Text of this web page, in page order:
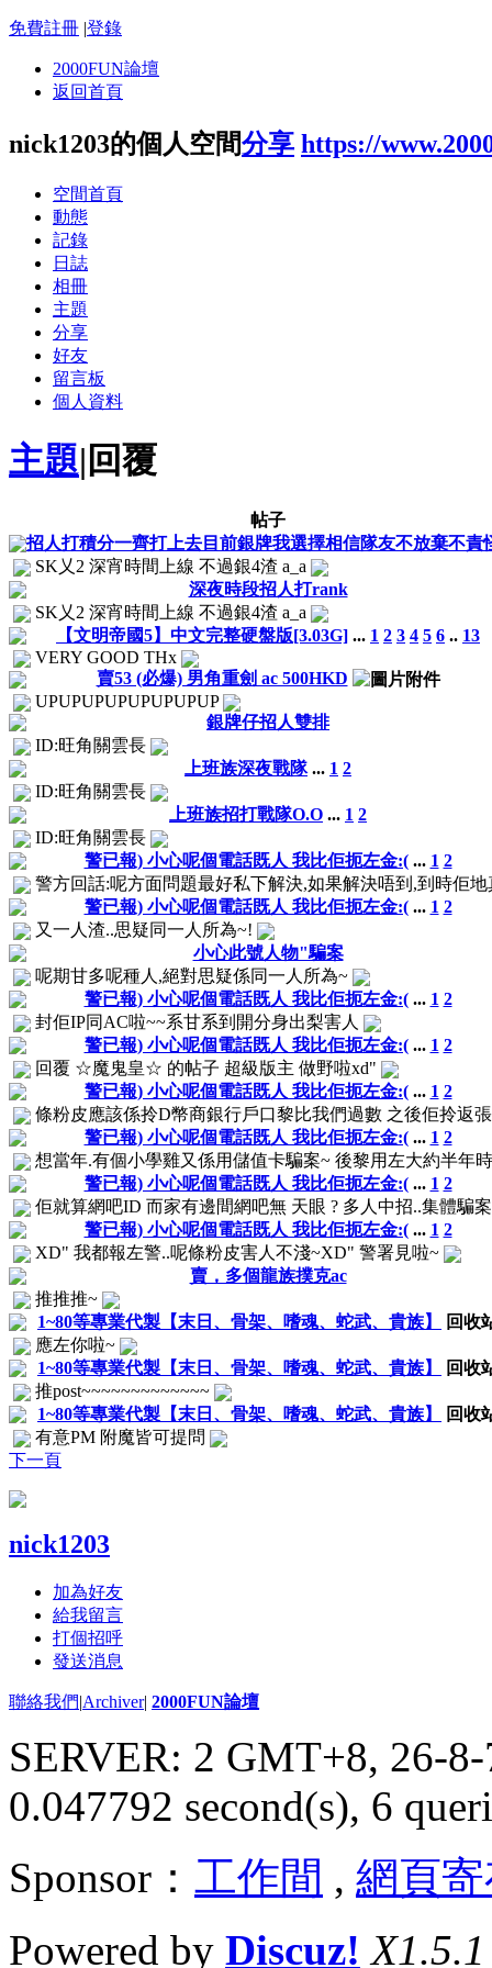
免費註冊 |登錄
2000FUN論壇
返回首頁
nick1203的個人空間分享 https://
空間首頁
動態
記錄
日誌
相冊
主題
分享
好友
留言板
個人資料
主題| 回覆
帖子
招人打積分一齊打上去目前銀牌我選擇相信隊友不放棄不責
SK乂2 深宵時間上線 不過銀4渣 a_a
深夜時段招人打rank
SK乂2 深宵時間上線 不過銀4渣 a_a
【文明帝國5】中文完整硬盤版[3.03G] ... 1 2 3 4 5 6 .. 13
VERY GOOD THx
賣53 (必爆) 男角重劍 ac 500HKD
UPUPUPUPUPUPUPUP
銀牌仔招人雙排
ID:旺角關雲長
上班族深夜戰隊 ... 1 2
ID:旺角關雲長
上班族招打戰隊O.O ... 1 2
ID:旺角關雲長
警已報) 小心呢個電話既人 我比佢扼左金:( ... 1 2
警方回話:呢方面問題最好私下解決,如果解決唔到,到時佢
警已報) 小心呢個電話既人 我比佢扼左金:( ... 1 2
又一人渣..思疑同一人所為~!
小心此號人物"騙案
呢期甘多呢種人,絕對思疑係同一人所為~
警已報) 小心呢個電話既人 我比佢扼左金:( ... 1 2
封佢IP同AC啦~~系甘系到開分身出梨害人
警已報) 小心呢個電話既人 我比佢扼左金:( ... 1 2
回覆 ☆魔鬼皇☆ 的帖子 超級版主 做野啦xd"
警已報) 小心呢個電話既人 我比佢扼左金:( ... 1 2
條粉皮應該係拎D幣商銀行戶口黎比我們過數 之後佢拎返
警已報) 小心呢個電話既人 我比佢扼左金:( ... 1 2
想當年.有個小學雞又係用儲值卡騙案~ 後黎用左大約半年
警已報) 小心呢個電話既人 我比佢扼左金:( ... 1 2
佢就算網吧ID 而家有邊間網吧無 天眼 ? 多人中招..集體騙
警已報) 小心呢個電話既人 我比佢扼左金:( ... 1 2
XD" 我都報左警..呢條粉皮害人不淺~XD" 警署見啦~
賣，多個龍族撲克ac
推推推~
1~80等專業代製【末日、骨架、嗜魂、蛇武、貴族】
回收
應左你啦~
1~80等專業代製【末日、骨架、嗜魂、蛇武、貴族】
回收
推post~~~~~~~~~~~~~
1~80等專業代製【末日、骨架、嗜魂、蛇武、貴族】
回收
有意PM 附魔皆可提問
下一頁
nick1203
加為好友
給我留言
打個招呼
發送消息
聯絡我們|Archiver| 2000FUN論壇
SERVER: 2 GMT+8, 26-
0.047792 second(s), 6
Sponsor： 工作間 , 網頁
Powered by Discuz! X1.5.1